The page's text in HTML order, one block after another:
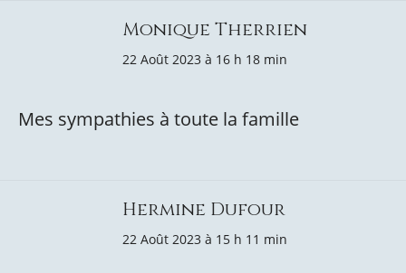
Monique Therrien
22 Août 2023 à 16 h 18 min
Mes sympathies à toute la famille
Hermine Dufour
22 Août 2023 à 15 h 11 min